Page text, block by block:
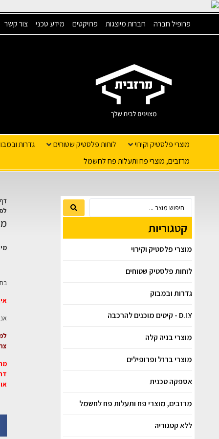
פרופיל חברה חברות מיוצגות פרויקטים מידע טכני צור קשר
מוצרי פלסטיק וקירוי לוחות פלסטיק שטוחים גדרות
מרזבים, מוצרי פח ותעלות פח לחשמל
קטגוריות
מוצרי פלסטיק וקירוי
לוחות פלסטיק שטוחים
גדרות ובמבוק
D.I.Y - קיטים מוכנים להרכבה
מוצרי בניה קלה
מוצרי ברזל ופרופילים
אספקה טכנית
מרזבים, מוצרי פח ותעלות פח לחשמל
ללא קטגוריה
מרכז
דרום